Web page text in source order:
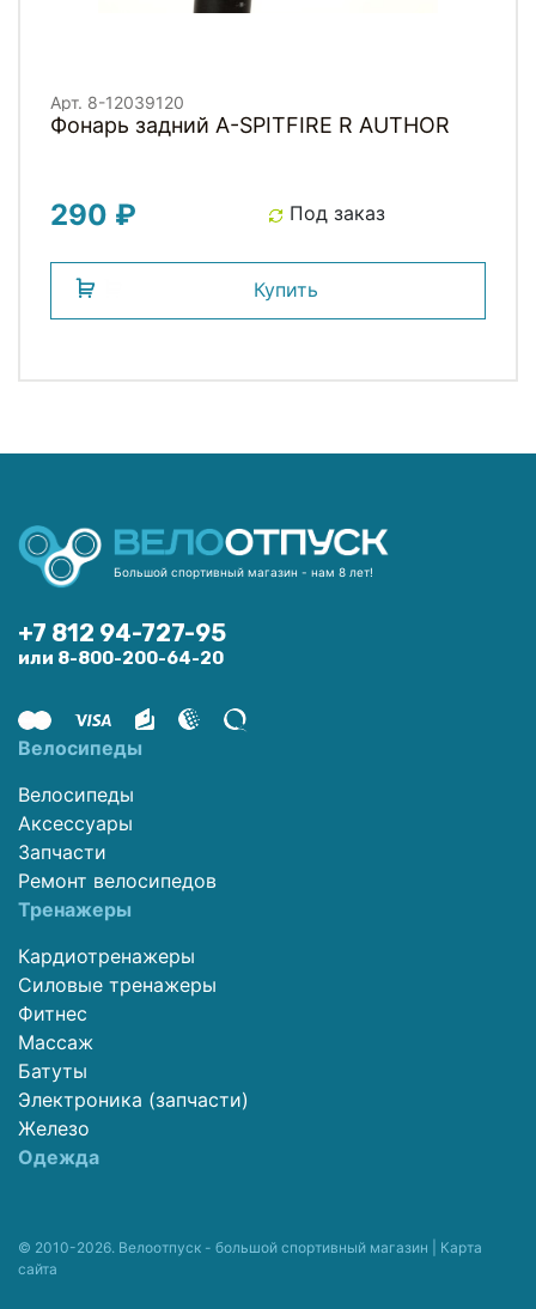
Арт. 8-12039120
Фонарь задний A-SPITFIRE R AUTHOR
290 ₽ Под заказ
Купить
Большой спортивный магазин - нам 8 лет!
+7 812 94-727-95
или 8-800-200-64-20
Велосипеды
Велосипеды
Аксессуары
Запчасти
Ремонт велосипедов
Тренажеры
Кардиотренажеры
Силовые тренажеры
Фитнес
Массаж
Батуты
Электроника (запчасти)
Железо
Одежда
© 2010-2026. Велоотпуск - большой спортивный магазин | Карта
сайта